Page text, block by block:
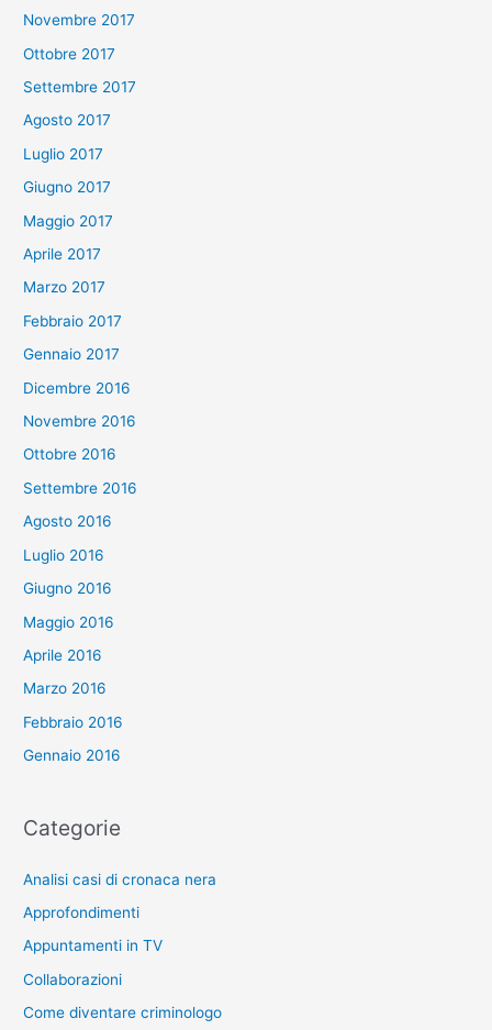
Novembre 2017
Ottobre 2017
Settembre 2017
Agosto 2017
Luglio 2017
Giugno 2017
Maggio 2017
Aprile 2017
Marzo 2017
Febbraio 2017
Gennaio 2017
Dicembre 2016
Novembre 2016
Ottobre 2016
Settembre 2016
Agosto 2016
Luglio 2016
Giugno 2016
Maggio 2016
Aprile 2016
Marzo 2016
Febbraio 2016
Gennaio 2016
Categorie
Analisi casi di cronaca nera
Approfondimenti
Appuntamenti in TV
Collaborazioni
Come diventare criminologo